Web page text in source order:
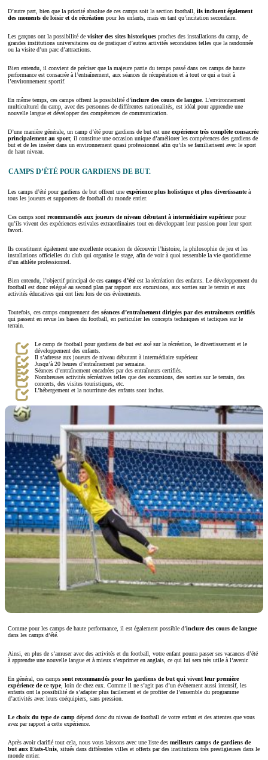
D’autre part, bien que la priorité absolue de ces camps soit la section football, ils incluent également
des moments de loisir et de récréation pour les enfants, mais en tant qu’incitation secondaire.
Les garçons ont la possibilité de visiter des sites historiques proches des installations du camp, de
grandes institutions universitaires ou de pratiquer d’autres activités secondaires telles que la randonnée
ou la visite d’un parc d’attractions.
Bien entendu, il convient de préciser que la majeure partie du temps passé dans ces camps de haute
performance est consacrée à l’entraînement, aux séances de récupération et à tout ce qui a trait à
l’environnement sportif.
En même temps, ces camps offrent la possibilité d’inclure des cours de langue. L’environnement
multiculturel du camp, avec des personnes de différentes nationalités, est idéal pour apprendre une
nouvelle langue et développer des compétences de communication.
D’une manière générale, un camp d’été pour gardiens de but est une expérience très complète consacrée
principalement au sport; il constitue une occasion unique d’améliorer les compétences des gardiens de
but et de les insérer dans un environnement quasi professionnel afin qu’ils se familiarisent avec le sport
de haut niveau.
CAMPS D’ÉTÉ POUR GARDIENS DE BUT.
Les camps d’été pour gardiens de but offrent une expérience plus holistique et plus divertissanteà
tous les joueurs et supporters de football du monde entier.
Ces camps sont recommandés aux joueurs de niveau débutant à intermédiaire supérieurpour
qu’ils vivent des expériences estivales extraordinaires tout en développant leur passion pour leur sport
favori.
Ils constituent également une excellente occasion de découvrir l’histoire, la philosophie de jeu et les
installations officielles du club qui organise le stage, afin de voir à quoi ressemble la vie quotidienne
d’un athlète professionnel.
Bien entendu, l’objectif principal de ces camps d’étéest la récréation des enfants. Le développement du
football est donc relégué au second plan par rapport aux excursions, aux sorties sur le terrain et aux
activités éducatives qui ont lieu lors de ces événements.
Toutefois, ces camps comprennent des séances d’entraînement dirigées par des entraîneurs certifiés
qui passent en revue les bases du football, en particulier les concepts techniques et tactiques sur le
terrain.
Le camp de football pour gardiens de but est axé sur la récréation, le divertissement et le
développement des enfants.
Il s’adresse aux joueurs de niveau débutant à intermédiaire supérieur.
Jusqu’à 20 heures d’entraînement par semaine.
Séances d’entraînement encadrées par des entraîneurs certifiés.
Nombreuses activités récréatives telles que des excursions, des sorties sur le terrain, des
concerts, des visites touristiques, etc.
L’hébergement et la nourriture des enfants sont inclus.
Comme pour les camps de haute performance, il est également possible d’inclure des cours de langue
dans les camps d’été.
Ainsi, en plus de s’amuser avec des activités et du football, votre enfant pourra passer ses vacances d’été
à apprendre une nouvelle langue et à mieux s’exprimer en anglais, ce qui lui sera très utile à l’avenir.
En général, ces camps sont recommandés pour les gardiens de but qui vivent leur première
expérience de ce type, loin de chez eux. Comme il ne s’agit pas d’un événement aussi intensif, les
enfants ont la possibilité de s’adapter plus facilement et de profiter de l’ensemble du programme
d’activités avec leurs coéquipiers, sans pression.
Le choix du type de camp dépend donc du niveau de football de votre enfant et des attentes que vous
avez par rapport à cette expérience.
Après avoir clarifié tout cela, nous vous laissons avec une liste des meilleurs camps de gardiens de
but aux Etats-Unis, situés dans différentes villes et offerts par des institutions très prestigieuses dans le
monde entier.